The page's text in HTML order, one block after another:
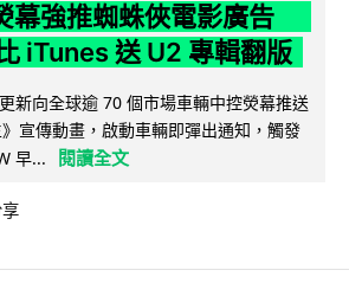
幕強推蜘蛛俠電影廣告
iTunes 送 U2 專輯翻版
新向全球逾 70 個市場車輛中控熒幕推送
》宣傳動畫，啟動車輛即彈出通知，觸發
早...
閱讀全文